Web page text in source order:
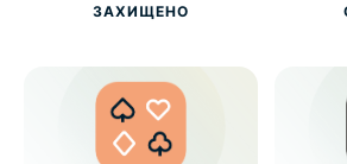
ЗАХИЩЕНО